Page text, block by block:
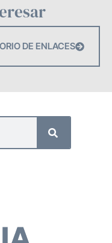
DE ENLACES